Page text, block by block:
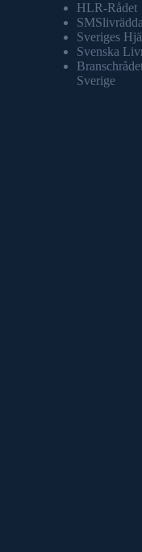
HLR-Rådet
Sveriges
Svenska
Sverige